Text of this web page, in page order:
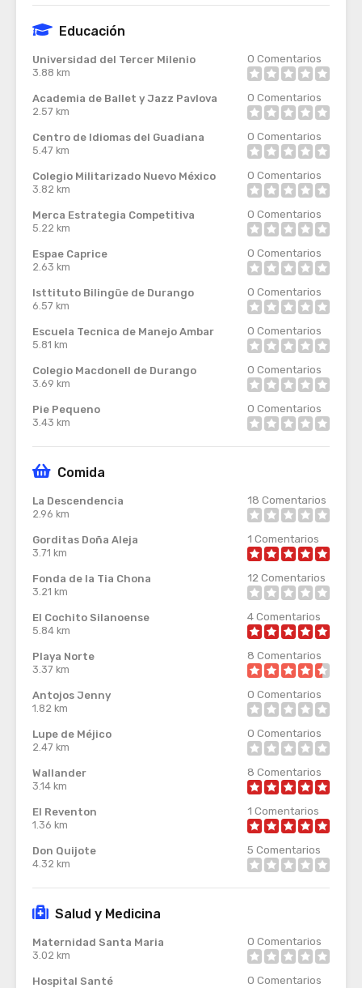
Educación
Universidad del Tercer Milenio
3.88 km
0 Comentarios
Academia de Ballet y Jazz Pavlova
2.57 km
0 Comentarios
Centro de Idiomas del Guadiana
5.47 km
0 Comentarios
Colegio Militarizado Nuevo México
3.82 km
0 Comentarios
Merca Estrategia Competitiva
5.22 km
0 Comentarios
Espae Caprice
2.63 km
0 Comentarios
Isttituto Bilingüe de Durango
6.57 km
0 Comentarios
Escuela Tecnica de Manejo Ambar
5.81 km
0 Comentarios
Colegio Macdonell de Durango
3.69 km
0 Comentarios
Pie Pequeno
3.43 km
0 Comentarios
Comida
La Descendencia
2.96 km
18 Comentarios
Gorditas Doña Aleja
3.71 km
1 Comentarios
Fonda de la Tia Chona
3.21 km
12 Comentarios
El Cochito Silanoense
5.84 km
4Comentarios
Playa Norte
3.37 km
8 Comentarios
Antojos Jenny
1.82 km
0 Comentarios
Lupe de Méjico
2.47 km
0 Comentarios
Wallander
3.14 km
8 Comentarios
El Reventon
1.36 km
1 Comentarios
Don Quijote
4.32 km
5 Comentarios
Salud y Medicina
Maternidad Santa Maria
3.02 km
0 Comentarios
Hospital Santé
0 Comentarios